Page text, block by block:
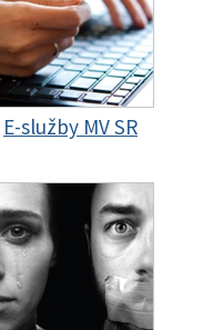
E-služby MV SR